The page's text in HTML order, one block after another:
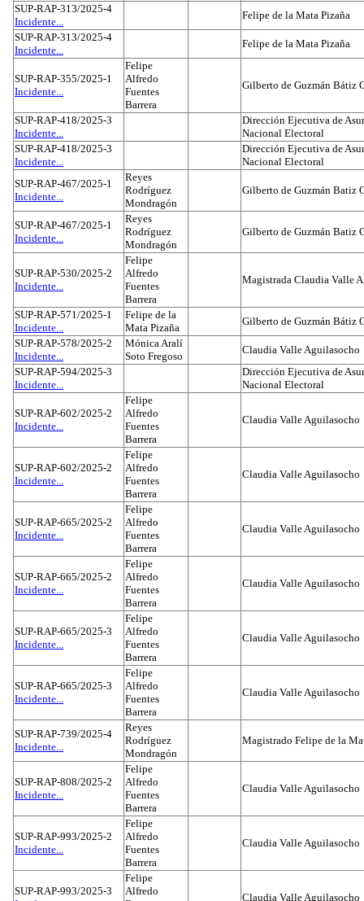
SUP-RAP-313/2025-4
Incidente...
Felipe de la Mata Pizaña
SUP-RAP-313/2025-4
Incidente...
Felipe de la Mata Pizaña
SUP-RAP-355/2025-1
Incidente...
Felipe
Alfredo
Fuentes
Barrera
Gilberto de Guzmán Bátiz
SUP-RAP-418/2025-3
Incidente...
Dirección Ejecutiva de
Nacional Electoral
SUP-RAP-418/2025-3
Incidente...
Dirección Ejecutiva de
Nacional Electoral
SUP-RAP-467/2025-1
Incidente...
Reyes
Rodríguez
Mondragón
Gilberto de Guzmán Batiz
SUP-RAP-467/2025-1
Incidente...
Reyes
Rodríguez
Mondragón
Gilberto de Guzmán Batiz
SUP-RAP-530/2025-2
Incidente...
Felipe
Alfredo
Fuentes
Barrera
Magistrada Claudia Valle
SUP-RAP-571/2025-1
Incidente...
Felipe de la
Mata Pizaña
Gilberto de Guzmán Bátiz
SUP-RAP-578/2025-2
Incidente...
Mónica Aralí
Soto Fregoso
Claudia Valle Aguilasocho
SUP-RAP-594/2025-3
Incidente...
Dirección Ejecutiva de
Nacional Electoral
SUP-RAP-602/2025-2
Incidente...
Felipe
Alfredo
Fuentes
Barrera
Claudia Valle Aguilasocho
SUP-RAP-602/2025-2
Incidente...
Felipe
Alfredo
Fuentes
Barrera
Claudia Valle Aguilasocho
SUP-RAP-665/2025-2
Incidente...
Felipe
Alfredo
Fuentes
Barrera
Claudia Valle Aguilasocho
SUP-RAP-665/2025-2
Incidente...
Felipe
Alfredo
Fuentes
Barrera
Claudia Valle Aguilasocho
SUP-RAP-665/2025-3
Incidente...
Felipe
Alfredo
Fuentes
Barrera
Claudia Valle Aguilasocho
SUP-RAP-665/2025-3
Incidente...
Felipe
Alfredo
Fuentes
Barrera
Claudia Valle Aguilasocho
SUP-RAP-739/2025-4
Incidente...
Reyes
Rodríguez
Mondragón
Magistrado Felipe de la
SUP-RAP-808/2025-2
Incidente...
Felipe
Alfredo
Fuentes
Barrera
Claudia Valle Aguilasocho
SUP-RAP-993/2025-2
Incidente...
Felipe
Alfredo
Fuentes
Barrera
Claudia Valle Aguilasocho
SUP-RAP-993/2025-3
Felipe
Alfredo
Claudia Valle Aguilasocho